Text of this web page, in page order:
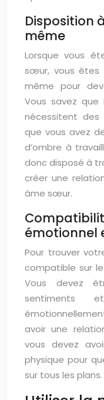
Disposition
même
Lorsque vous
sœur, vous êtes
même pour
Vous savez
nécessitent des
que vous avez
d’ombre à
donc disposé à
créer une
âme sœur.
émotionnel
Pour trouver
compatible sur
Vous devez
sentiments
avoir une
vous devez
physique pour
sur tous les plans.